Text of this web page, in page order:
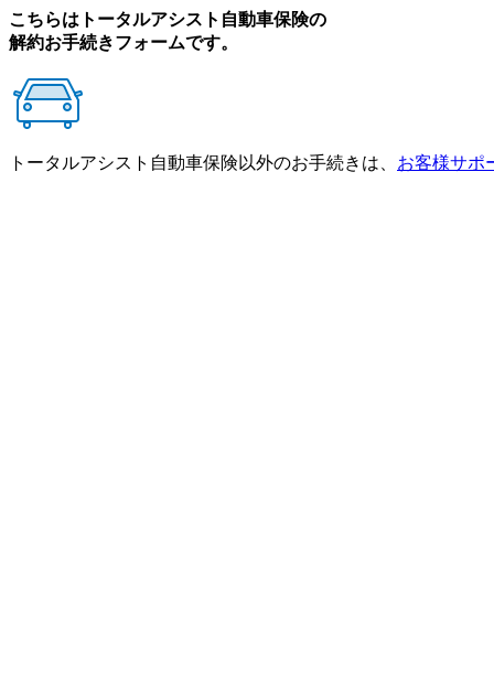
こちらはトータルアシスト自動車保険の
解約お手続きフォームです。
トータルアシスト自動車保険以外のお手続きは、 お客様サポ